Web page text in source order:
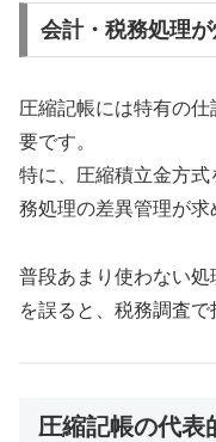
会計・税務処理
圧縮記帳には特有の
要です。
特に、圧縮積立金方
務処理の差異管理が求
普段あまり使わない
を誤ると、税務調査で
圧縮記帳の代表